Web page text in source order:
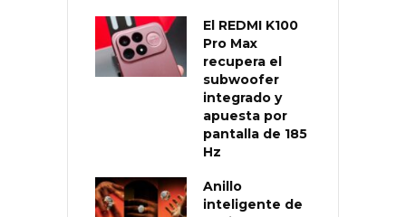
El REDMI K100
Pro Max
recupera el
subwoofer
integrado y
apuesta por
pantalla de 185
Hz
Anillo
inteligente de